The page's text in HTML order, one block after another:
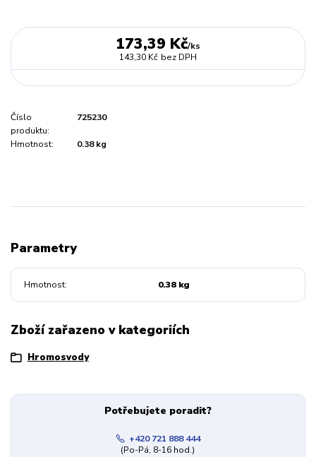
173,39 Kč/ks
143,30 Kč bez DPH
Číslo
produktu:
725230
Hmotnost: 0.38 kg
Parametry
Hmotnost 0.38 kg
Zboží zařazeno v kategoriích
Hromosvody
Potřebujete poradit?
+420 721 888 444
(Po-Pá, 8-16 hod.)